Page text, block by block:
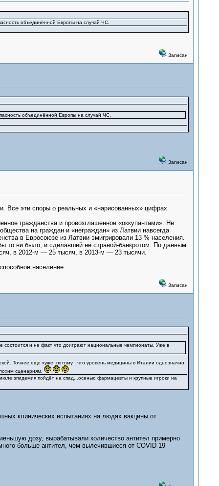
объединённой Европы на случай ЧС.
Записан
объединённой Европы на случай ЧС.
Записан
Все эти споры о реальных и «нарисованных» цифрах
гражданства и провозглашенное «оккупантами». Не
на граждан и «неграждан» из Латвии навсегда
в Евросоюзе из Латвии эмигрировали 13 % населения.
то ни было, и сделавший её страной-банкротом. По данным
в 2012-м — 25 тысяч, в 2013-м — 23 тысячи.
население.
Записан
состоится и не факт что доиграют национальные чемпионаты. Уже в
Точнее еще хуже, потому , что уровень медицины в Италии однозначно
сценариям.
эпидемия пойдёт на спад...осенью фармацевты и крупные игроки на
клинических испытаниях на людях вакцины от
дозу, вырабатывали количество антител примерно
больше антител, чем вылечившиеся от COVID-19